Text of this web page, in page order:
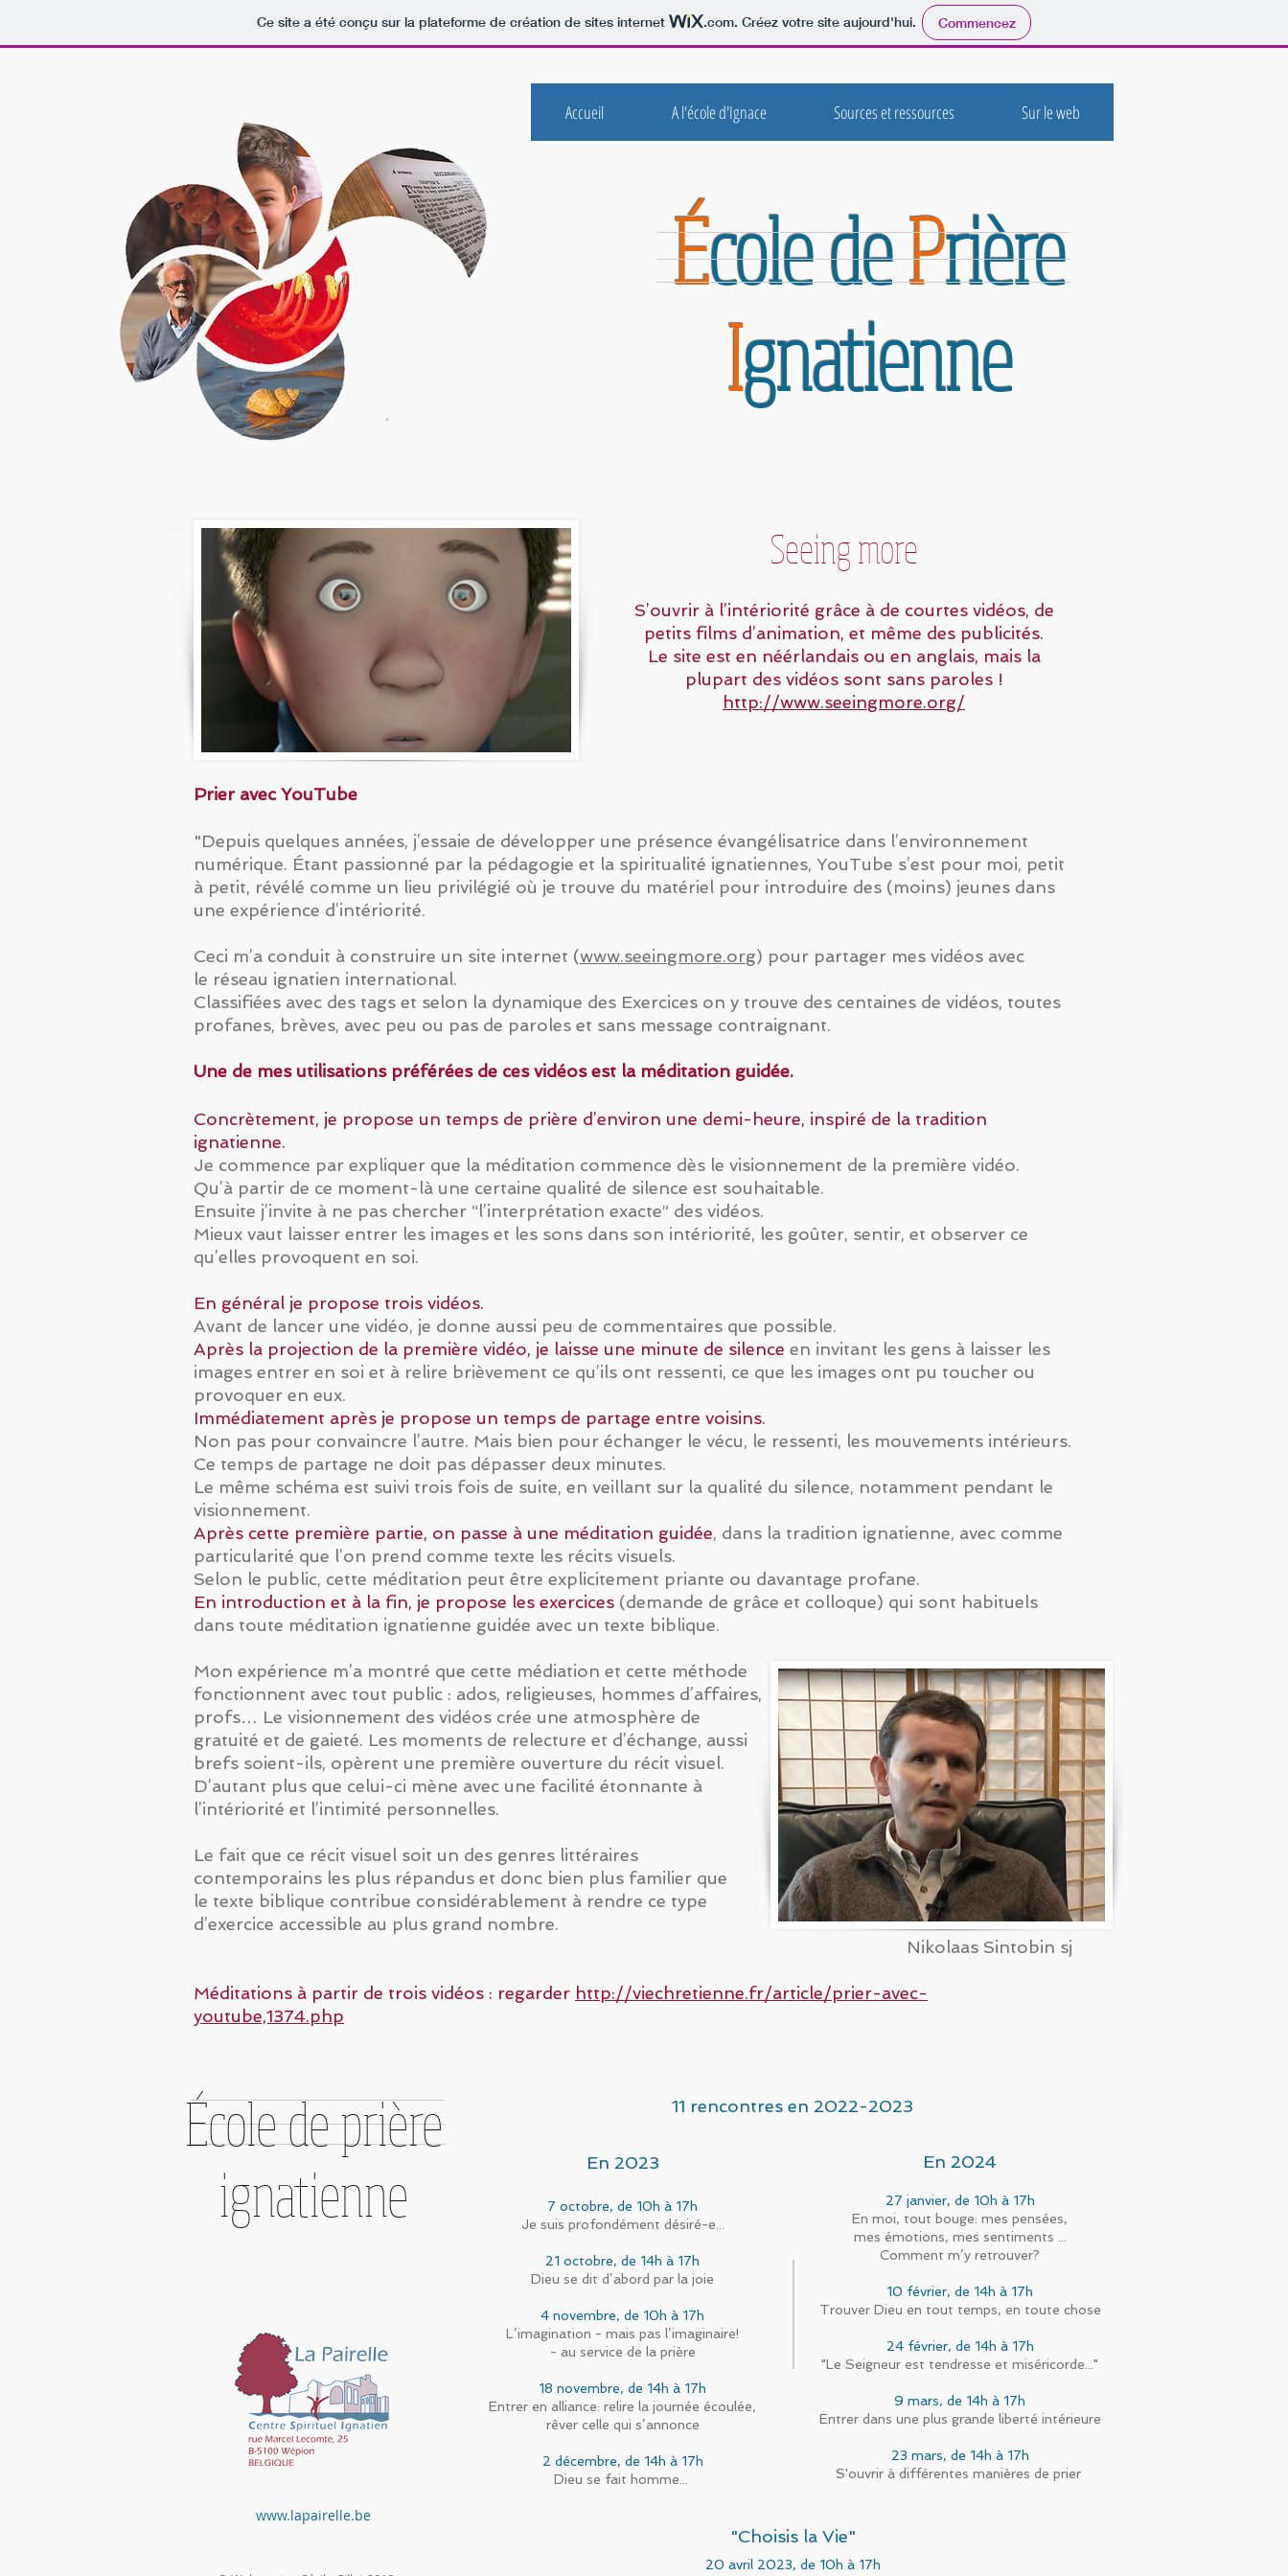
Ce site a été conçu sur la plateforme de création de sites internet .com. Créez votre site aujourd'hui. Commencez
Accueil A l'école d'Ignace Sources et ressources Sur le web
École dePrière
Ignatienne
Seeing more
S’ouvrir à l’intériorité grâce à de courtes vidéos, de
petits films d’animation, et même des publicités.
Le site est en néérlandais ou en anglais, mais la
plupart des vidéos sont sans paroles !
http://www.seeingmore.org/
Prier avec YouTube
"Depuis quelques années, j’essaie de développer une présence évangélisatrice dans l’environnement
numérique. Étant passionné par la pédagogie et la spiritualité ignatiennes, YouTube s’est pour moi, petit
à petit, révélé comme un lieu privilégié où je trouve du matériel pour introduire des (moins) jeunes dans
une expérience d’intériorité.
Ceci m’a conduit à construire un site internet (www.seeingmore.org) pour partager mes vidéos avec
le réseau ignatien international.
Classifiées avec des tags et selon la dynamique des Exercices on y trouve des centaines de vidéos, toutes
profanes, brèves, avec peu ou pas de paroles et sans message contraignant.
Une de mes utilisations préférées de ces vidéos est la méditation guidée.
Concrètement, je propose un temps de prière d’environ une demi-heure, inspiré de la tradition
ignatienne.
Je commence par expliquer que la méditation commence dès le visionnement de la première vidéo.
Qu’à partir de ce moment-là une certaine qualité de silence est souhaitable.
Ensuite j’invite à ne pas chercher “l’interprétation exacte” des vidéos.
Mieux vaut laisser entrer les images et les sons dans son intériorité, les goûter, sentir, et observer ce
qu’elles provoquent en soi.
En général je propose trois vidéos.
Avant de lancer une vidéo, je donne aussi peu de commentaires que possible.
Après la projection de la première vidéo, je laisse une minute de silence en invitant les gens à laisser les
images entrer en soi et à relire brièvement ce qu’ils ont ressenti, ce que les images ont pu toucher ou
provoquer en eux.
Immédiatement après je propose un temps de partage entre voisins.
Non pas pour convaincre l’autre. Mais bien pour échanger le vécu, le ressenti, les mouvements intérieurs.
Ce temps de partage ne doit pas dépasser deux minutes.
Le même schéma est suivi trois fois de suite, en veillant sur la qualité du silence, notamment pendant le
visionnement.
Après cette première partie, on passe à une méditation guidée, dans la tradition ignatienne, avec comme
particularité que l’on prend comme texte les récits visuels.
Selon le public, cette méditation peut être explicitement priante ou davantage profane.
En introduction et à la fin, je propose les exercices (demande de grâce et colloque) qui sont habituels
dans toute méditation ignatienne guidée avec un texte biblique.
Mon expérience m’a montré que cette médiation et cette méthode
fonctionnent avec tout public : ados, religieuses, hommes d’affaires,
profs… Le visionnement des vidéos crée une atmosphère de
gratuité et de gaieté. Les moments de relecture et d’échange, aussi
brefs soient-ils, opèrent une première ouverture du récit visuel.
D’autant plus que celui-ci mène avec une facilité étonnante à
l’intériorité et l’intimité personnelles.
Le fait que ce récit visuel soit un des genres littéraires
contemporains les plus répandus et donc bien plus familier que
le texte biblique contribue considérablement à rendre ce type
d’exercice accessible au plus grand nombre.
Nikolaas Sintobin sj
Méditations à partir de trois vidéos : regarder http://viechretienne.fr/article/prier-avec-
youtube,1374.php
École de prière
ignatienne
www.lapairelle.be
11 rencontres en 2022-2023
En 2023
7 octobre, de 10h à 17h
Je suis profondément désiré-e...
21 octobre, de 14h à 17h
Dieu se dit d’abord par la joie
4 novembre, de 10h à 17h
L’imagination - mais pas l’imaginaire!
- au service de la prière
18 novembre, de 14h à 17h
Entrer en alliance: relire la journée écoulée,
rêver celle qui s’annonce
2 décembre, de 14h à 17h
Dieu se fait homme...
En 2024
27 janvier, de 10h à 17h
En moi, tout bouge: mes pensées,
mes émotions, mes sentiments ...
Comment m’y retrouver?
10 février, de 14h à 17h
Trouver Dieu en tout temps, en toute chose
24 février, de 14h à 17h
"Le Seigneur est tendresse et miséricorde..."
9 mars, de 14h à 17h
Entrer dans une plus grande liberté intérieure
23 mars, de 14h à 17h
S'ouvrir à différentes manières de prier
"Choisis la Vie"
20 avril 2023, de 10h à 17h